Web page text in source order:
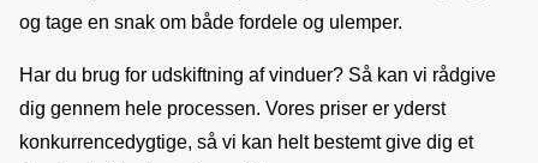
og tage en snak om både fordele og ulemper.
Har du brug for udskiftning af vinduer? Så kan vi rådgive
dig gennem hele processen. Vores priser er yderst
konkurrencedygtige, så vi kan helt bestemt give dig et